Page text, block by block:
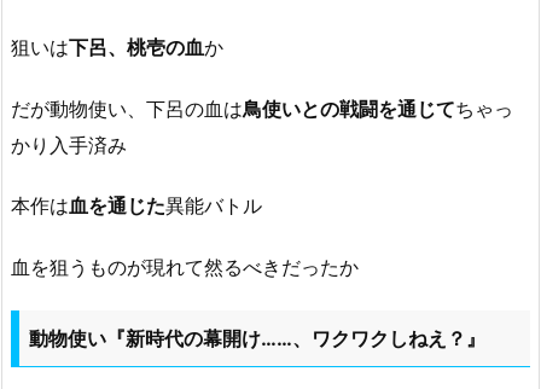
狙いは下呂、桃壱の血か
だが動物使い、下呂の血は鳥使いとの戦闘を通じてちゃっ
かり入手済み
本作は血を通じた異能バトル
血を狙うものが現れて然るべきだったか
動物使い『新時代の幕開け……、ワクワクしねえ？』